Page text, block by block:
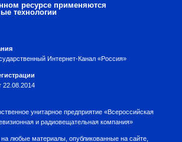
ресурсе применяются
технологии
Интернет-Канал «Россия»
унитарное предприятие «Всероссийская
и радиовещательная компания»
на любые материалы, опубликованные на сайте,